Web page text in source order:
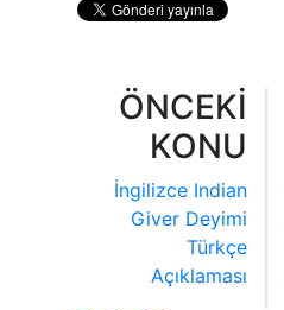
ÖNCEKİ
KONU
İngilizce Indian
Giver Deyimi
Türkçe
Açıklaması